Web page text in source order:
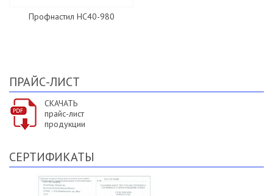
Профнастил HC40-980
ПРАЙС-ЛИСТ
СКАЧАТЬ
прайс-лист
продукции
СЕРТИФИКАТЫ